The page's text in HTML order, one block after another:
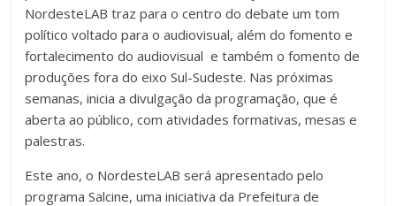
NordesteLAB traz para o centro do debate um tom
político voltado para o audiovisual, além do fomento e
fortalecimento do audiovisual e também o fomento de
produções fora do eixo Sul-Sudeste. Nas próximas
semanas, inicia a divulgação da programação, que é
aberta ao público, com atividades formativas, mesas e
palestras.
Este ano, o NordesteLAB será apresentado pelo
programa Salcine, uma iniciativa da Prefeitura de